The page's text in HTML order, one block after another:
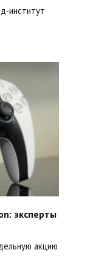
институт
эксперты
акцию